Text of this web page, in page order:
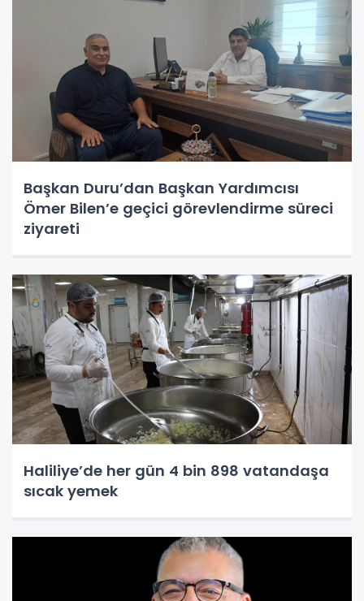
Başkan Duru’dan Başkan Yardımcısı
Ömer Bilen’e geçici görevlendirme süreci
ziyareti
Haliliye’de her gün 4 bin 898 vatandaşa
sıcak yemek